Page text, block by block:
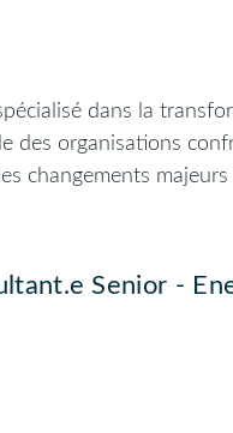
dans la
des organisations
changements majeurs
Senior -